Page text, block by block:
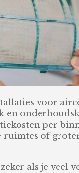
voor
per
of
als je veel